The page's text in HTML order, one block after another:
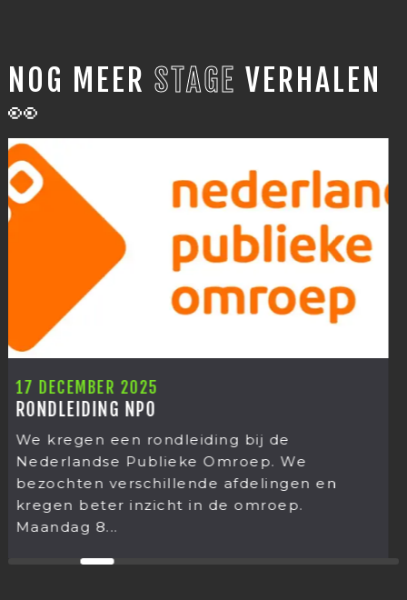
NOG MEER STAGE VERHALEN
👀
en
12 DECEMBER 2025
KERSTUITJE 2025
Het kerstuitje van Mediastages
was weer een grote verrassing
jaar gingen doen! Op
december stond het jaarlijkse...